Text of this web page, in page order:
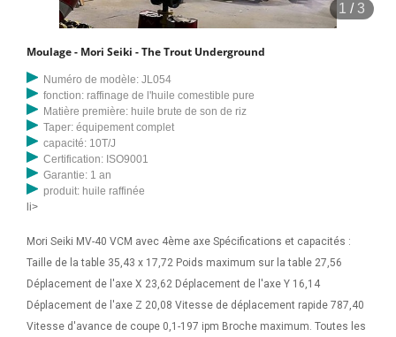
1 /3
Moulage - Mori Seiki - The Trout Underground
Numéro de modèle: JL054
fonction: raffinage de l'huile comestible pure
Matière première: huile brute de son de riz
Taper: équipement complet
capacité: 10T/J
Certification: ISO9001
Garantie: 1 an
produit: huile raffinée
li>
Mori Seiki MV-40 VCM avec 4ème axe Spécifications et capacités :
Taille de la table 35,43 x 17,72 Poids maximum sur la table 27,56
Déplacement de l'axe X 23,62 Déplacement de l'axe Y 16,14
Déplacement de l'axe Z 20,08 Vitesse de déplacement rapide 787,40
Vitesse d'avance de coupe 0,1-197 ipm Broche maximum. Toutes les